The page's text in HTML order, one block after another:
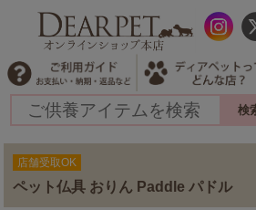
店舗受取OK
ペット仏具 おりん Paddle パドル